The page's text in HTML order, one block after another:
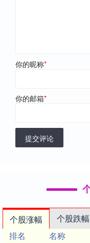
你的昵称*
你的邮箱*
提交评论
个股涨幅 个股跌幅
排名
名称